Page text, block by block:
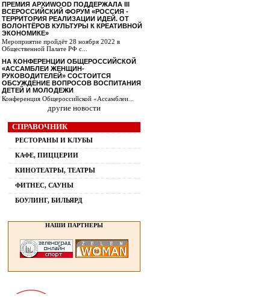
ПРЕМИЯ АРХИWOOD ПОДДЕРЖАЛА III
ВСЕРОССИЙСКИЙ ФОРУМ «РОССИЯ -
ТЕРРИТОРИЯ РЕАЛИЗАЦИИ ИДЕЙ. ОТ
ВОЛОНТЁРОВ КУЛЬТУРЫ К КРЕАТИВНОЙ
ЭКОНОМИКЕ»
Мероприятие пройдёт 28 ноября 2022 в
Общественной Палате РФ с...
НА КОНФЕРЕНЦИИ ОБЩЕРОССИЙСКОЙ
«АССАМБЛЕИ ЖЕНЩИН-
РУКОВОДИТЕЛЕЙ» СОСТОИТСЯ
ОБСУЖДЕНИЕ ВОПРОСОВ ВОСПИТАНИЯ
ДЕТЕЙ И МОЛОДЕЖИ
Конференция Общероссийской «Ассамблеи...
другие новости
СПРАВОЧНИК
РЕСТОРАНЫ И КЛУБЫ
КАФЕ, ПИЦЦЕРИИ
КИНОТЕАТРЫ, ТЕАТРЫ
ФИТНЕС, САУНЫ
БОУЛИНГ, БИЛЬЯРД
НАШИ ПАРТНЕРЫ